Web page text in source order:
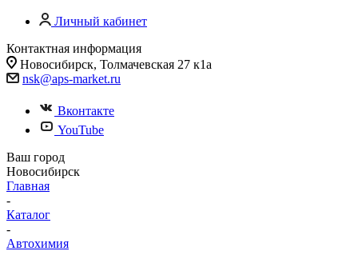
Личный кабинет
Контактная информация
Новосибирск, Толмачевская 27 к1а
nsk@aps-market.ru
Вконтакте
YouTube
Ваш город
Новосибирск
Главная
-
Каталог
-
Автохимия